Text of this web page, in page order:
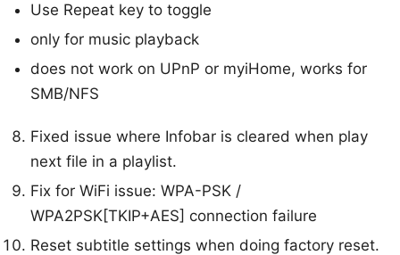
Use Repeat key to toggle
only for music playback
does not work on UPnP or myiHome, works for
SMB/NFS
Fixed issue where Infobar is cleared when play
next file in a playlist.
Fix for WiFi issue: WPA-PSK /
WPA2PSK[TKIP+AES] connection failure
Reset subtitle settings when doing factory reset.